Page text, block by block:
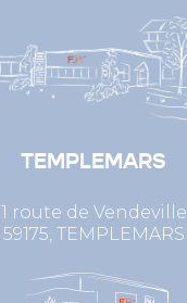
TEMPLEMARS
1 route de Vendeville
59175, TEMPLEMARS